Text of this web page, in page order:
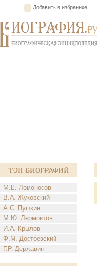
Добавить в избранное
Топ Биографий
М.В. Ломоносов
В.А. Жуковский
А.С. Пушкин
М.Ю. Лермонтов
И.А. Крылов
Ф.М. Достоевский
Г.Р. Державин